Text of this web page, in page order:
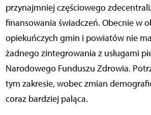
przynajmniej częściowego
finansowania świadczeń. Obecnie w
opiekuńczych gmin i powiatów nie
żadnego zintegrowania z usługami
Narodowego Funduszu Zdrowia.
tym zakresie, wobec zmian
coraz bardziej paląca.